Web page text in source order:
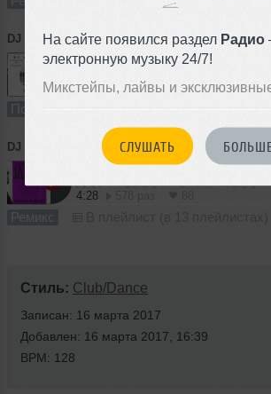
На сайте появился раздел Радио
электронную музыку 24/7!
Микстейпы, лайвы и
СЛУШАТЬ
DJ ShaV1k ➝DJ ShaV1k - 2К18 [07.04.2018]
60:00 292 раза 23
Подкаст
DJ ShaV1k HAMMALI&NAVAI - ПУСТИТЕ МЕНЯ НА ТАНЦПОЛ (DJ ShaV1k REMIX)
4:28
Ремикс
Стиль: Club/Dance
Записан: 16 марта 2017
Добавлен: 16 марта 2017, 16:39
BPM: 128